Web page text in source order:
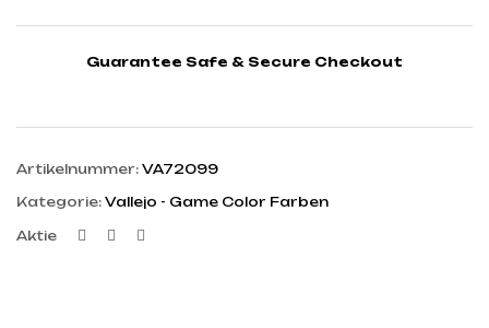
Guarantee Safe & Secure Checkout
Artikelnummer: VA72099
Kategorie: Vallejo - Game Color Farben
Aktie Facebook
Twitter